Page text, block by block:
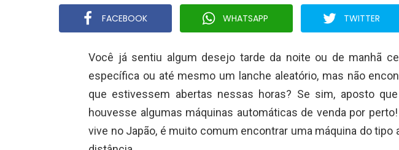
FACEBOOK WHATSAPP TWITTER
Você já sentiu algum desejo tarde da noite ou de manhã
específica ou até mesmo um lanche aleatório, mas não
que estivessem abertas nessas horas? Se sim, aposto
houvesse algumas máquinas automáticas de venda por
vive no Japão, é muito comum encontrar uma máquina do tipo